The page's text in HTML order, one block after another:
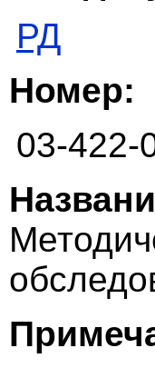
РД
Номер:
03-422-